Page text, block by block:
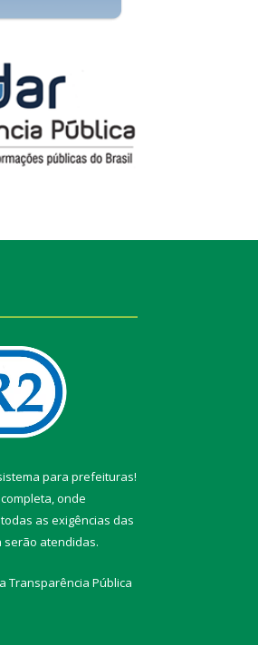
para prefeituras!
completa, onde
as exigências das
serão atendidas.
Transparência Pública